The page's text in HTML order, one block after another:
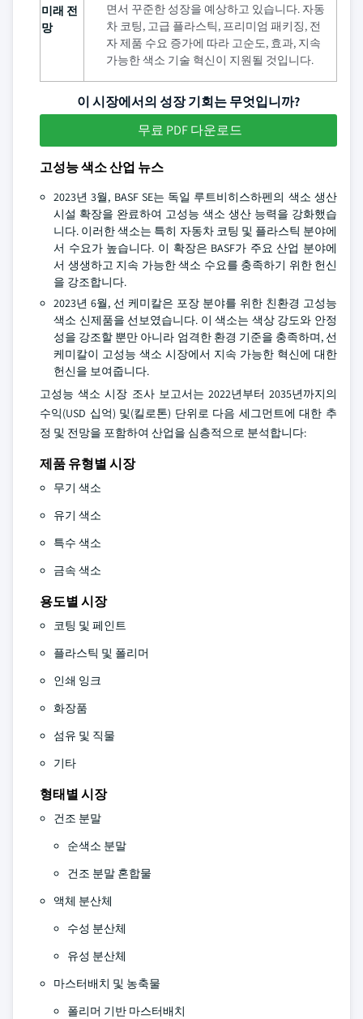
미래 전
망
면서 꾸준한 성장을 예상하고 있습니다. 자동
차 코팅, 고급 플라스틱, 프리미엄 패키징, 전
자 제품 수요 증가에 따라 고순도, 효과, 지속
가능한 색소 기술 혁신이 지원될 것입니다.
이 시장에서의 성장 기회는 무엇입니까?
무료 PDF 다운로드
고성능 색소 산업 뉴스
2023년 3월, BASF SE는 독일 루트비히스하펜의 색소 생산
시설 확장을 완료하여 고성능 색소 생산 능력을 강화했습
니다. 이러한 색소는 특히 자동차 코팅 및 플라스틱 분야에
서 수요가 높습니다. 이 확장은 BASF가 주요 산업 분야에
서 생생하고 지속 가능한 색소 수요를 충족하기 위한 헌신
을 강조합니다.
2023년 6월, 선 케미칼은 포장 분야를 위한 친환경 고성능
색소 신제품을 선보였습니다. 이 색소는 색상 강도와 안정
성을 강조할 뿐만 아니라 엄격한 환경 기준을 충족하며, 선
케미칼이 고성능 색소 시장에서 지속 가능한 혁신에 대한
헌신을 보여줍니다.
고성능 색소 시장 조사 보고서는 2022년부터 2035년까지의
수익(USD 십억) 및(킬로톤) 단위로 다음 세그먼트에 대한 추
정 및 전망을 포함하여 산업을 심층적으로 분석합니다:
제품 유형별 시장
무기 색소
유기 색소
특수 색소
금속 색소
용도별 시장
코팅 및 페인트
플라스틱 및 폴리머
인쇄 잉크
화장품
섬유 및 직물
기타
형태별 시장
건조 분말
순색소 분말
건조 분말 혼합물
액체 분산체
수성 분산체
유성 분산체
마스터배치 및 농축물
폴리머 기반 마스터배치